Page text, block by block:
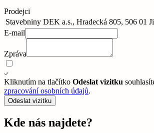
Prodejci
Stavebniny DEK a.s., Hradecká 805, 506 01
E-mail
Zpráva
Kliknutím na tlačítko Odeslat vizitku
zpracování osobních údajů.
Odeslat vizitku
Kde nás najdete?